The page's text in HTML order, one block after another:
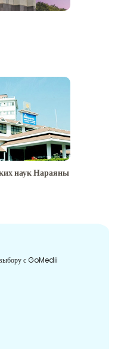
наук Нараяны
выбору с GoMedii